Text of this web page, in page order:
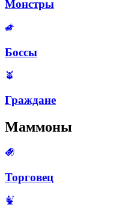
Монстры
Боссы
Граждане
Маммоны
Торговец